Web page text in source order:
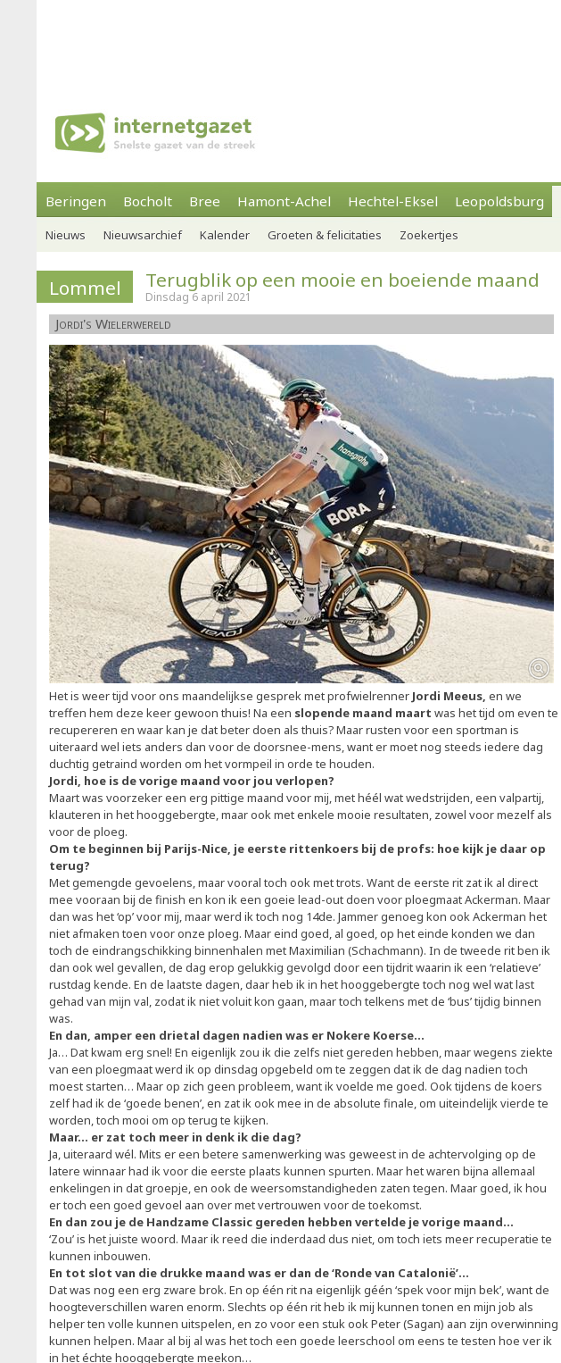
Beringen Bocholt Bree Hamont-Achel Hechtel-Eksel Leopoldsburg
Nieuws Nieuwsarchief Kalender Groeten & felicitaties Zoekertjes
Lommel Terugblik op een mooie en boeiende maand
Dinsdag 6 april 2021
Jordi's Wielerwereld
Het is weer tijd voor ons maandelijkse gesprek met profwielrenner Jordi Meeus, en we
treffen hem deze keer gewoon thuis! Na een slopende maand maart was het tijd om even te
recupereren en waar kan je dat beter doen als thuis? Maar rusten voor een sportman is
uiteraard wel iets anders dan voor de doorsnee-mens, want er moet nog steeds iedere dag
duchtig getraind worden om het vormpeil in orde te houden.
Jordi, hoe is de vorige maand voor jou verlopen?
Maart was voorzeker een erg pittige maand voor mij, met héél wat wedstrijden, een valpartij,
klauteren in het hooggebergte, maar ook met enkele mooie resultaten, zowel voor mezelf als
voor de ploeg.
Om te beginnen bij Parijs-Nice, je eerste rittenkoers bij de profs: hoe kijk je daar op
terug?
Met gemengde gevoelens, maar vooral toch ook met trots. Want de eerste rit zat ik al direct
mee vooraan bij de finish en kon ik een goeie lead-out doen voor ploegmaat Ackerman. Maar
dan was het ‘op’ voor mij, maar werd ik toch nog 14de. Jammer genoeg kon ook Ackerman het
niet afmaken toen voor onze ploeg. Maar eind goed, al goed, op het einde konden we dan
toch de eindrangschikking binnenhalen met Maximilian (Schachmann). In de tweede rit ben ik
dan ook wel gevallen, de dag erop gelukkig gevolgd door een tijdrit waarin ik een ‘relatieve’
rustdag kende. En de laatste dagen, daar heb ik in het hooggebergte toch nog wel wat last
gehad van mijn val, zodat ik niet voluit kon gaan, maar toch telkens met de ‘bus’ tijdig binnen
was.
En dan, amper een drietal dagen nadien was er Nokere Koerse…
Ja… Dat kwam erg snel! En eigenlijk zou ik die zelfs niet gereden hebben, maar wegens ziekte
van een ploegmaat werd ik op dinsdag opgebeld om te zeggen dat ik de dag nadien toch
moest starten… Maar op zich geen probleem, want ik voelde me goed. Ook tijdens de koers
zelf had ik de ‘goede benen’, en zat ik ook mee in de absolute finale, om uiteindelijk vierde te
worden, toch mooi om op terug te kijken.
Maar… er zat toch meer in denk ik die dag?
Ja, uiteraard wél. Mits er een betere samenwerking was geweest in de achtervolging op de
latere winnaar had ik voor die eerste plaats kunnen spurten. Maar het waren bijna allemaal
enkelingen in dat groepje, en ook de weersomstandigheden zaten tegen. Maar goed, ik hou
er toch een goed gevoel aan over met vertrouwen voor de toekomst.
En dan zou je de Handzame Classic gereden hebben vertelde je vorige maand…
‘Zou’ is het juiste woord. Maar ik reed die inderdaad dus niet, om toch iets meer recuperatie te
kunnen inbouwen.
En tot slot van die drukke maand was er dan de ‘Ronde van Catalonië’…
Dat was nog een erg zware brok. En op één rit na eigenlijk géén ‘spek voor mijn bek’, want de
hoogteverschillen waren enorm. Slechts op één rit heb ik mij kunnen tonen en mijn job als
helper ten volle kunnen uitspelen, en zo voor een stuk ook Peter (Sagan) aan zijn overwinning
kunnen helpen. Maar al bij al was het toch een goede leerschool om eens te testen hoe ver ik
in het échte hooggebergte meekon…